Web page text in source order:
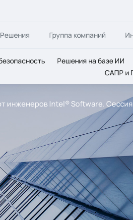
Группа компаний
Решения на базе ИИ
САПР и
инженеров Intel® Software.